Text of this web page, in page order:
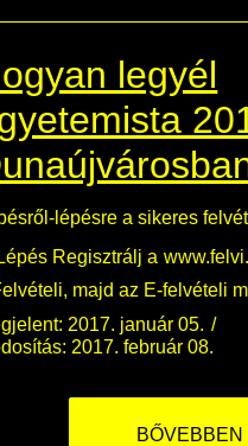
legyél
lépésre a sikeres
Regisztrálj a
majd az E-felvételi
2017. január 05.
2017. február 08.
BŐVEBBEN